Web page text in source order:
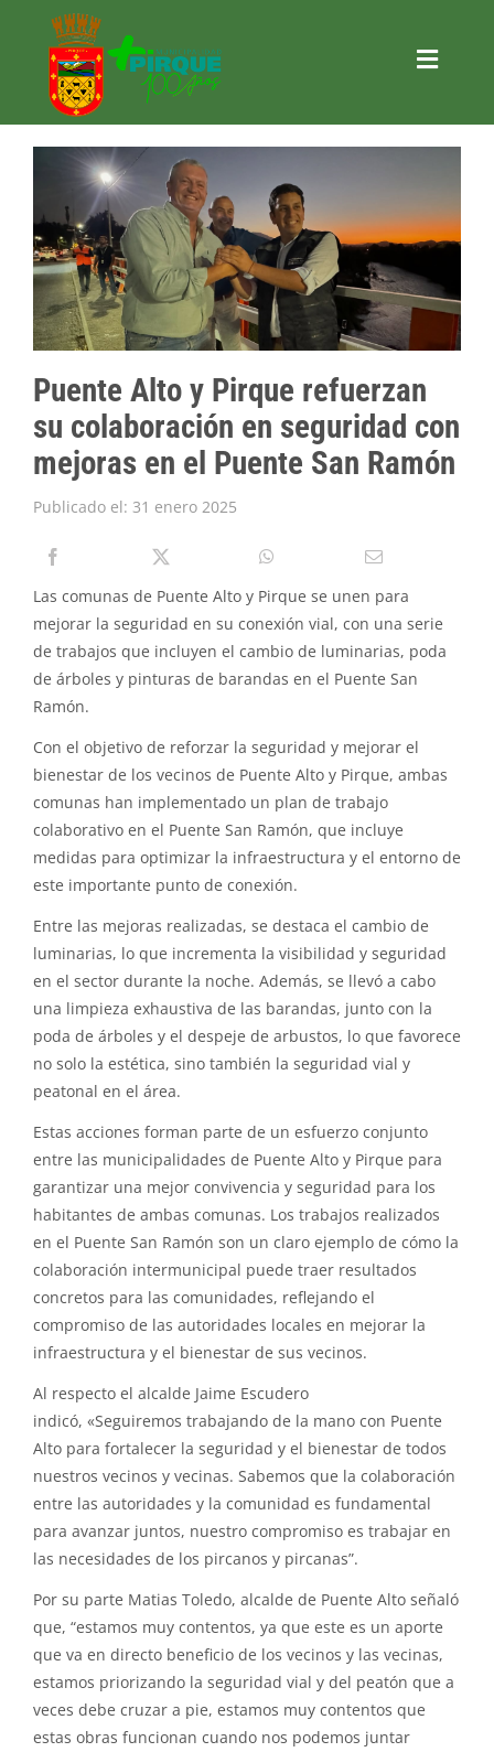
contenido
Toggle
Trámites
Municipalidad
+ Gestión
+ Pirque
+ Turismo
+ Actividades
Contacto
SOLICITAR INFORMACIÓN LOBBY
CONSULTAR INFORMACIÓN LOBBY
PIRQUE TRANSPARENTE
SOLICITAR INFORMACIÓN TRANSPARENCIA
Puente Alto y Pirque refuerzan
su colaboración en seguridad con
mejoras en el Puente San Ramón
Publicado el: 31 enero 2025
Las comunas de Puente Alto y Pirque se unen para
mejorar la seguridad en su conexión vial, con una serie
de trabajos que incluyen el cambio de luminarias, poda
de árboles y pinturas de barandas en el Puente San
Ramón.
Con el objetivo de reforzar la seguridad y mejorar el
bienestar de los vecinos de Puente Alto y Pirque, ambas
comunas han implementado un plan de trabajo
colaborativo en el Puente San Ramón, que incluye
medidas para optimizar la infraestructura y el entorno de
este importante punto de conexión.
Entre las mejoras realizadas, se destaca el cambio de
luminarias, lo que incrementa la visibilidad y seguridad
en el sector durante la noche. Además, se llevó a cabo
una limpieza exhaustiva de las barandas, junto con la
poda de árboles y el despeje de arbustos, lo que favorece
no solo la estética, sino también la seguridad vial y
peatonal en el área.
Estas acciones forman parte de un esfuerzo conjunto
entre las municipalidades de Puente Alto y Pirque para
garantizar una mejor convivencia y seguridad para los
habitantes de ambas comunas. Los trabajos realizados
en el Puente San Ramón son un claro ejemplo de cómo la
colaboración intermunicipal puede traer resultados
concretos para las comunidades, reflejando el
compromiso de las autoridades locales en mejorar la
infraestructura y el bienestar de sus vecinos.
Al respecto el alcalde Jaime Escudero
indicó, «Seguiremos trabajando de la mano con Puente
Alto para fortalecer la seguridad y el bienestar de todos
nuestros vecinos y vecinas. Sabemos que la colaboración
entre las autoridades y la comunidad es fundamental
para avanzar juntos, nuestro compromiso es trabajar en
las necesidades de los pircanos y pircanas”.
Por su parte Matias Toledo, alcalde de Puente Alto señaló
que, “estamos muy contentos, ya que este es un aporte
que va en directo beneficio de los vecinos y las vecinas,
estamos priorizando la seguridad vial y del peatón que a
veces debe cruzar a pie, estamos muy contentos que
estas obras funcionan cuando nos podemos juntar